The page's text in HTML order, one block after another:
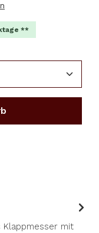
**
Klappmesser mit